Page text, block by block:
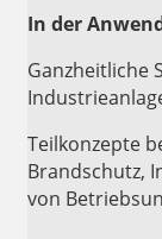
In der
Ganzheitliche
Teilkonzepte
Brandschutz,
von